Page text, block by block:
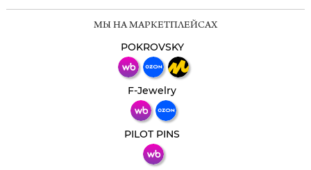
МЫ НА МАРКЕТПЛЕЙСАХ
POKROVSKY
F-Jewelry
PILOT PINS